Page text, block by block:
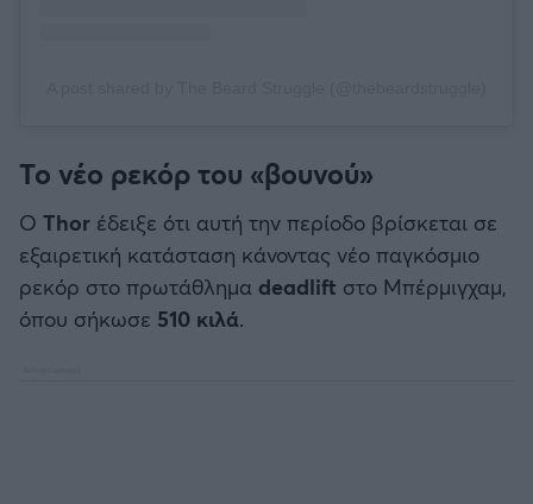
Το νέο ρεκόρ του «βουνού»
Ο Thor έδειξε ότι αυτή την περίοδο βρίσκεται σε
εξαιρετική κατάσταση κάνοντας νέο παγκόσμιο
ρεκόρ στο πρωτάθλημα deadlift στο Μπέρμιγχαμ,
όπου σήκωσε 510 κιλά.